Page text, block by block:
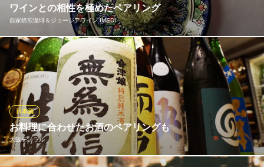
鮮魚と日本酒のお店
ＪＲ東西線新福島駅 徒歩1分
大阪府大阪市福島区福島2-8-16
ワインとの相性を極めたペアリング
自家焙煎珈琲＆ジョージアワイン IMEDI
当店のジョージア料理は、同じ郷土ではぐくまれた「ジョージア
ワイン」と相性抜群です！お肉のコクを引き立てる赤ワインや、
伝統的なクヴェヴリ製法で作られたアンバーワイン（オレンジワ
イン）との組み合わせはまさに至高。店主が料理にぴったりの一
杯をご提案しますので、最高のペアリングをご堪能ください。
自家焙煎珈琲＆ジョージアワイン IMEDI
福島のジョージア料理
ＪＲ東西線新福島駅 徒歩7分
お料理に合わせたお酒のペアリングも
大阪モノラル
日本酒